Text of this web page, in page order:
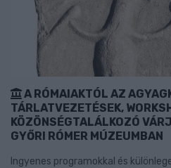
A RÓMAIAKTÓL AZ
TÁRLATVEZETÉSEK,
KÖZÖNSÉGTALÁLKOZÓ
GYŐRI RÓMER MÚZEUMBAN
Ingyenes programokkal és